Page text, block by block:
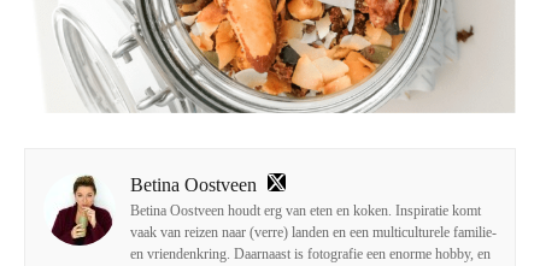
Betina Oostveen
Betina Oostveen houdt erg van eten en koken. Inspiratie komt
vaak van reizen naar (verre) landen en een multiculturele familie-
en vriendenkring. Daarnaast is fotografie een enorme hobby, en